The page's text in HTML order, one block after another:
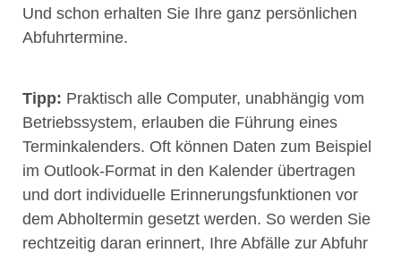
Und schon erhalten Sie Ihre ganz persönlichen
Abfuhrtermine.
Tipp: Praktisch alle Computer, unabhängig vom
Betriebssystem, erlauben die Führung eines
Terminkalenders. Oft können Daten zum Beispiel
im Outlook-Format in den Kalender übertragen
und dort individuelle Erinnerungsfunktionen vor
dem Abholtermin gesetzt werden. So werden Sie
rechtzeitig daran erinnert, Ihre Abfälle zur Abfuhr